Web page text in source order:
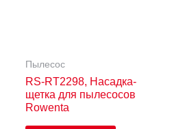
Пылесос
RS-RT2298, Насадка-
щетка для пылесосов
Rowenta